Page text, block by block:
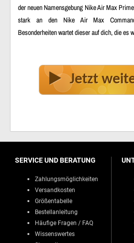
der neuen Namensgebung Nike Air Max
stark an den Nike Air Max
Besonderheiten wartet dieser auf dich, die es
Jetzt
SERVICE UND BERATUNG
Zahlungsmöglichkeiten
Versandkosten
Größentabelle
Bestellanleitung
Häufige Fragen / FAQ
Wissenswertes